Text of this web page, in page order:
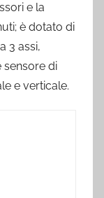
e la
è dotato di
3 assi,
sensore di
e verticale.